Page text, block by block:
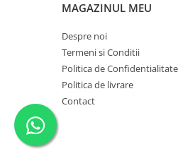
MAGAZINUL MEU
Despre noi
Termeni si Conditii
Politica de Confidentialitate
Politica de livrare
Contact